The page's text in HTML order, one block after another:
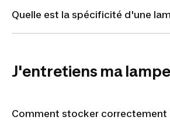
Quelle est la spécificité d'une
J'entretiens ma
Comment stocker correctement